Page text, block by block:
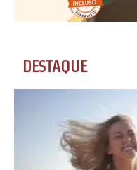
DESTAQUE